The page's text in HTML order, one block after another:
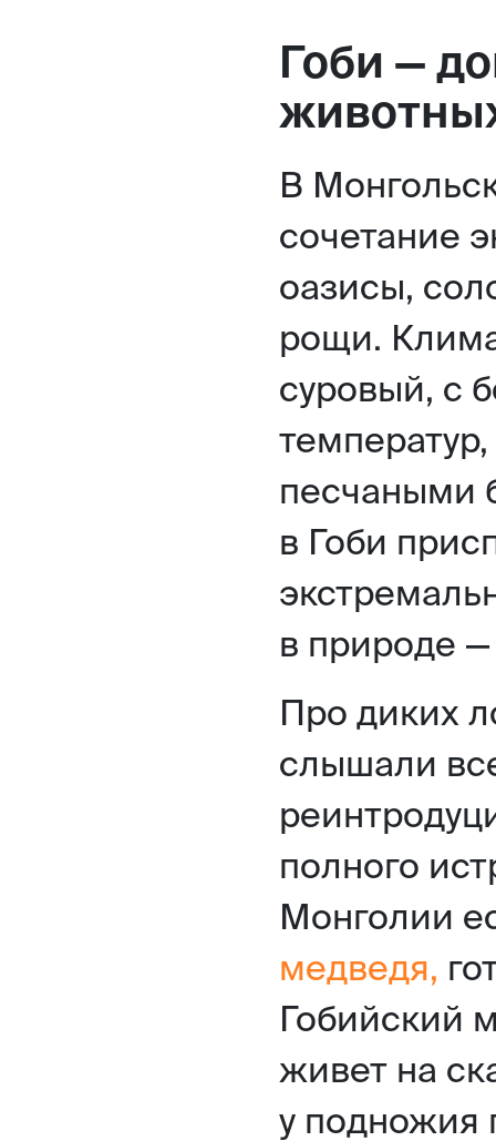
Гоби —
В
сочетание
оазисы,
рощи.
суровый, с
песчаными
в Гоби
в природе
Про диких
слышали
полного
Монголии
медведя,
Гобийский
живет на
у подножия